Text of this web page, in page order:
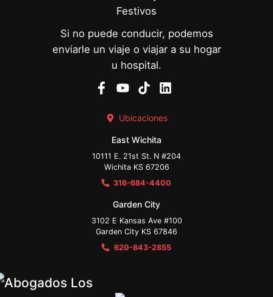
Festivos
Si no puede conducir, podemos
enviarle un viaje o viajar a su hogar
u hospital.
Ubicaciones
East Wichita
10111 E. 21st St. N #204
Wichita KS 67206
316-684-4400
Garden City
3102 E Kansas Ave #100
Garden City KS 67846
620-843-2855